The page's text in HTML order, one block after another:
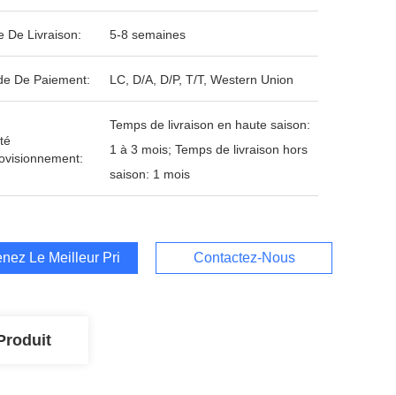
De Livraison: 5-8 semaines
De Paiement: LC, D/A, D/P, T/T, Western Union
Temps de livraison en haute saison:
1 à 3 mois; Temps de livraison hors
saison: 1 mois
Le Meilleur Prix Contactez-Nous